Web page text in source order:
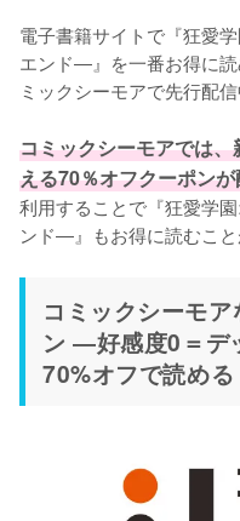
電子書籍サイトで『狂愛
エンド―』を一番お得に
ミックシーモアで先行配
コミックシーモアでは
える70％オフクーポン
利用することで『狂愛学
ンド―』もお得に読むこと
コミックシーモ
ン ―好感度0＝デ
70%オフで読める